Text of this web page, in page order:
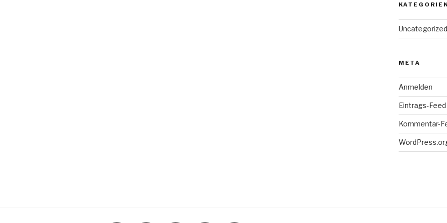
KATEGORIEN
Uncategorized
META
Anmelden
Eintrags-Feed
Kommentar-